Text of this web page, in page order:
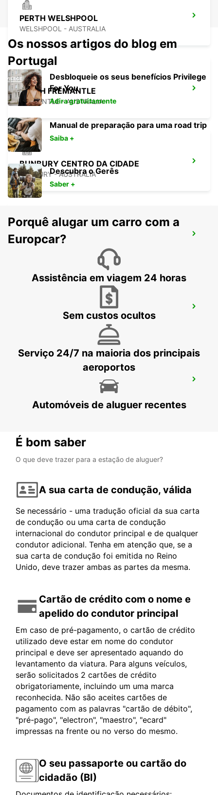
PERTH WELSHPOOL
WELSHPOOL - AUSTRALIA
PERTH FREMANTLE
FREMANTLE - AUSTRALIA
BUNBURY CENTRO DA CIDADE
BUNBURY - AUSTRALIA
BUSSELTON CENTRO DA CIDADE
BUSSELTON - AUSTRALIA
AEROPORTO DE BUSSELTON
BUSSELTON - AUSTRALIA
AEROPORTO DE GERALDTON
GERALDTON - AUSTRALIA
Os nossos artigos do blog em
Portugal
Desbloqueie os seus benefícios Privilege
For You
Adira gratuitamente
Manual de preparação para uma road trip
Saiba +
Descubra o Gerês
Saber +
Porquê alugar um carro com a
Europcar?
Assistência em viagem 24 horas
Sem custos ocultos
Serviço 24/7 na maioria dos principais
aeroportos
Automóveis de aluguer recentes
É bom saber
O que deve trazer para a estação de aluguer?
A sua carta de condução, válida
Se necessário - uma tradução oficial da sua carta
de condução ou uma carta de condução
internacional do condutor principal e de qualquer
condutor adicional. Tenha em atenção que, se a
sua carta de condução foi emitida no Reino
Unido, deve trazer ambas as partes da mesma.
Cartão de crédito com o nome e
apelido do condutor principal
Em caso de pré-pagamento, o cartão de crédito
utilizado deve estar em nome do condutor
principal e deve ser apresentado aquando do
levantamento da viatura. Para alguns veículos,
serão solicitados 2 cartões de crédito
obrigatoriamente, incluindo um uma marca
reconhecida. Não são aceites cartões de
pagamento com as palavras "cartão de débito",
"pré-pago", "electron", "maestro", "ecard"
impressas na frente ou no verso do mesmo.
O seu passaporte ou cartão do
cidadão (BI)